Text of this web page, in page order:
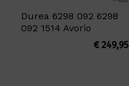
Durea 6298 092 6298
092 1514 Avorio
€249,95